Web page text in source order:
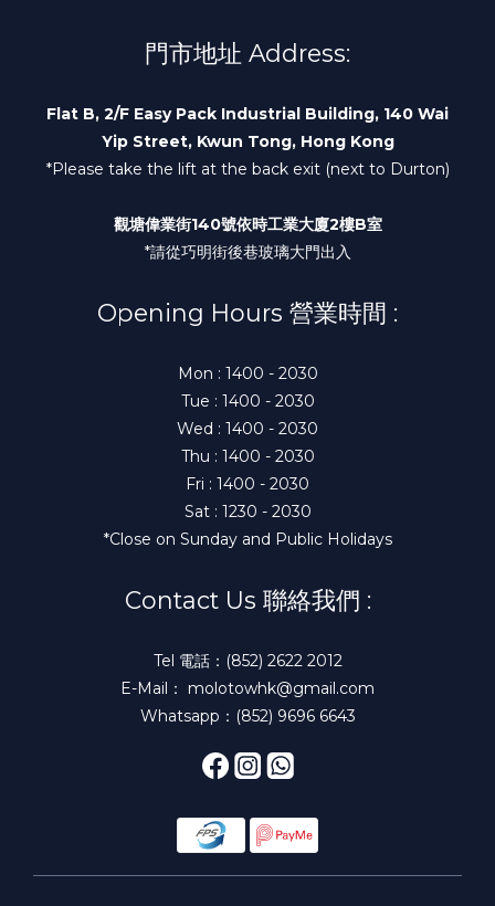
門市地址 Address:
Flat B, 2/F Easy Pack Industrial Building, 140 Wai
Yip Street, Kwun Tong, Hong Kong
*Please take the lift at the back exit (next to Durton)
觀塘偉業街140號依時工業大廈2樓B室
*請從巧明街後巷玻璃大門出入
Opening Hours 營業時間 :
Mon : 1400 - 2030
Tue : 1400 - 2030
Wed : 1400 - 2030
Thu : 1400 - 2030
Fri : 1400 - 2030
Sat : 1230 - 2030
*Close on Sunday and Public Holidays
Contact Us 聯絡我們 :
Tel 電話：(852) 2622 2012
E-Mail： molotowhk@gmail.com
Whatsapp：(852) 9696 6643